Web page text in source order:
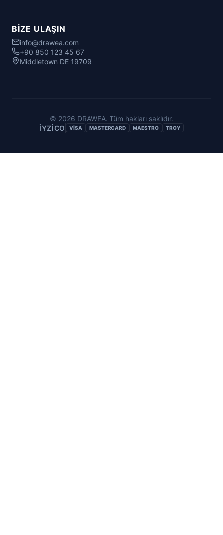
BIZE ULAŞIN
info@drawea.com
+90 850 123 45 67
Middletown DE 19709
© 2026 DRAWEA. Tüm hakları saklıdır.
IYZICO
VISA MASTERCARD MAESTRO TROY